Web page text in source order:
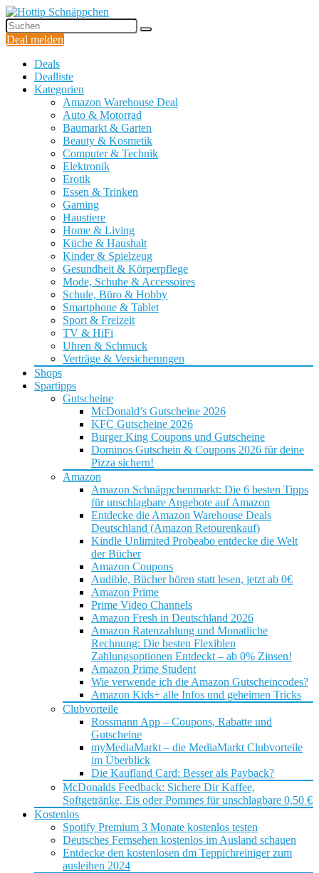
Deal melden
Deals
Dealliste
Kategorien
Amazon Warehouse Deal
Auto & Motorrad
Baumarkt & Garten
Beauty & Kosmetik
Computer & Technik
Elektronik
Erotik
Essen & Trinken
Gaming
Haustiere
Home & Living
Küche & Haushalt
Kinder & Spielzeug
Gesundheit & Körperpflege
Mode, Schuhe & Accessoires
Schule, Büro & Hobby
Smartphone & Tablet
Sport & Freizeit
TV & HiFi
Uhren & Schmuck
Verträge & Versicherungen
Shops
Spartipps
Gutscheine
McDonald’s Gutscheine 2026
KFC Gutscheine 2026
Burger King Coupons und Gutscheine
Dominos Gutschein & Coupons 2026 für deine
Pizza sichern!
Amazon
Amazon Schnäppchenmarkt: Die 6 besten Tipps
für unschlagbare Angebote auf Amazon
Entdecke die Amazon Warehouse Deals
Deutschland (Amazon Retourenkauf)
Kindle Unlimited Probeabo entdecke die Welt
der Bücher
Amazon Coupons
Audible, Bücher hören statt lesen, jetzt ab 0€
Amazon Prime
Prime Video Channels
Amazon Fresh in Deutschland 2026
Amazon Ratenzahlung und Monatliche
Rechnung: Die besten Flexiblen
Zahlungsoptionen Entdeckt – ab 0% Zinsen!
Amazon Prime Student
Wie verwende ich die Amazon Gutscheincodes?
Amazon Kids+ alle Infos und geheimen Tricks
Clubvorteile
Rossmann App – Coupons, Rabatte und
Gutscheine
myMediaMarkt – die MediaMarkt Clubvorteile
im Überblick
Die Kaufland Card: Besser als Payback?
McDonalds Feedback: Sichere Dir Kaffee,
Softgetränke, Eis oder Pommes für unschlagbare 0,50 €
Kostenlos
Spotify Premium 3 Monate kostenlos testen
Deutsches Fernsehen kostenlos im Ausland schauen
Entdecke den kostenlosen dm Teppichreiniger zum
ausleihen 2024